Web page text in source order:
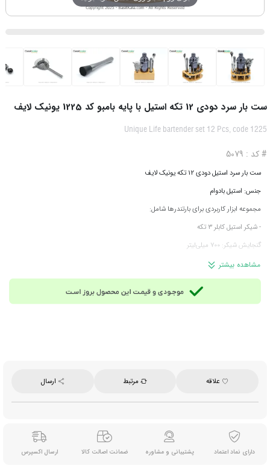
ست بار سرد دودی 12 تکه استیل با پایه بامبو کد 1225 یونیک لایف
Unique Life bartender set 12 Pcs, code 1225
# کد : 5079
ست بار سرد استیل دودی 12 تکه یونیک لایف
جنس: استیل بادوام
مجموعه ابزار کاربردی برای بارتندرها شامل:
- شیکر استیل کابلر 3 تکه
گنجایش شیکر: 700 میلی‌لیتر
- استرینر (صافی) مدل هاوتورن
- مادلر استیل 21 سانتی‌متری با سر سیلیکونی
- باراسپون استیل بدنه مارپیچ مادلردار
مشاهده بیشتر
علاقه مرتبط ارسال
دارای نماد اعتماد پشتیبانی و مشاوره ضمانت اصالت کالا ارسال اکسپرس